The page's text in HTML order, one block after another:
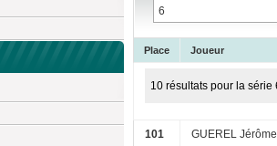
Place Joueur
10 résultats pour la série
101 GUEREL Jérôme